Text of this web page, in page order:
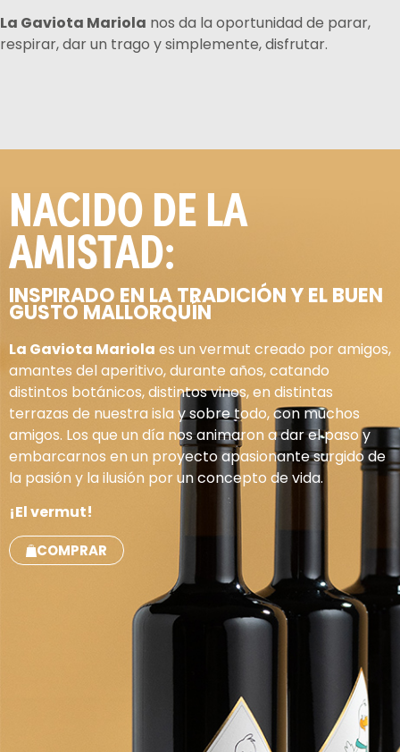
La Gaviota Mariola nos da la oportunidad de parar,
respirar, dar un trago y simplemente, disfrutar.
NACIDO DE LA
AMISTAD:
INSPIRADO EN LA TRADICIÓN Y EL BUEN
GUSTO MALLORQUÍN
La Gaviota Mariola es un vermut creado por amigos,
amantes del aperitivo, durante años, catando
distintos botánicos, distintos vinos, en distintas
terrazas de nuestra isla y sobre todo, con muchos
amigos. Los que un día nos animaron a dar el paso y
embarcarnos en un proyecto apasionante surgido de
la pasión y la ilusión por un concepto de vida.
¡El vermut!
COMPRAR